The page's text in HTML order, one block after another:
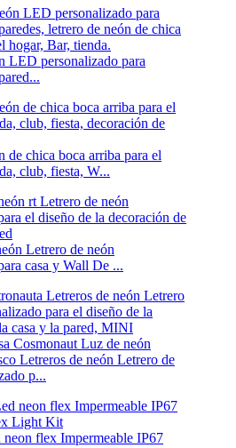
LED personalizado para
de chica boca arriba para el
club, fiesta, W...
Letrero de neón
casa y Wall De ...
Letreros de neón Letrero de
p...
flex Impermeable IP67